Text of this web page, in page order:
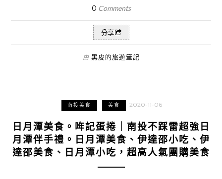
0 Comments
分享
由 黑皮的旅遊筆記
南投美食 美食 2020-11-06
日月潭美食。哖記蛋捲｜南投不踩雷超強日
月潭伴手禮。日月潭美食、伊達邵小吃、伊
達邵美食、日月潭小吃，超高人氣團購美食